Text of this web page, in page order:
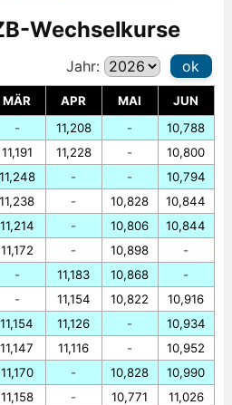
Wechselkurse
Jahr: ok
MÄR APR MAI
JUN
-
11,191
11,248
11,238
11,214
11,172
-
-
11,154
11,147
11,170
11,158
11,208
11,228
-
-
-
-
11,183
11,154
11,126
11,116
-
-
-
-
-
10,828
10,806
10,898
10,868
10,822
-
-
10,828
10,771
10,788
10,800
10,794
10,844
10,844
-
-
10,916
10,934
10,952
10,990
11,026